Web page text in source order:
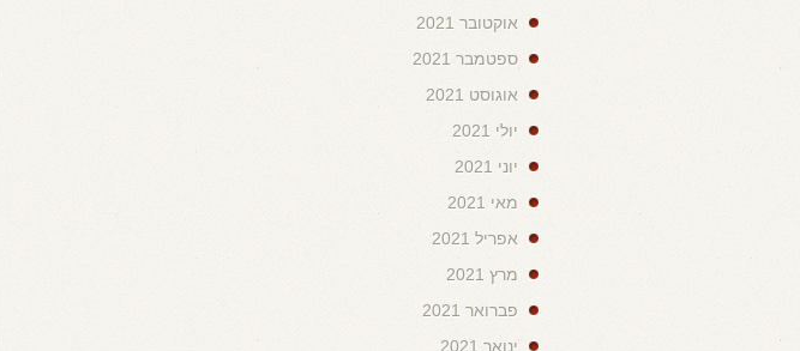
אוקטובר 2021
ספטמבר 2021
אוגוסט 2021
יולי 2021
יוני 2021
מאי 2021
אפריל 2021
מרץ 2021
פברואר 2021
ינואר 2021